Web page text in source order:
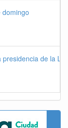
domingo
de la